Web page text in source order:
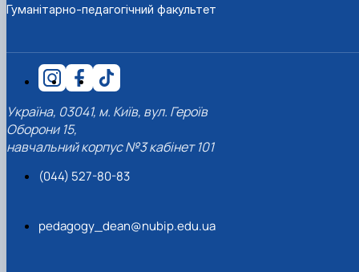
Гуманітарно-педагогічний факультет
Україна, 03041, м. Київ, вул. Героїв
Оборони 15,
навчальний корпус №3 кабінет 101
(044) 527-80-83
pedagogy_dean@nubip.edu.ua